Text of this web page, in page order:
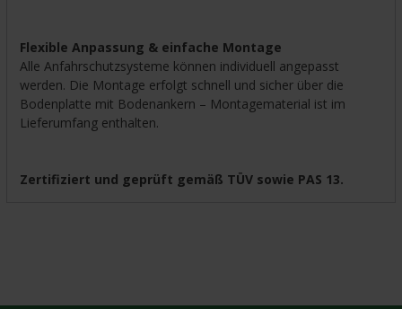
Flexible Anpassung & einfache Montage
Alle Anfahrschutzsysteme können individuell angepasst
werden. Die Montage erfolgt schnell und sicher über die
Bodenplatte mit Bodenankern – Montagematerial ist im
Lieferumfang enthalten.
Zertifiziert und geprüft gemäß TÜV sowie PAS 13.